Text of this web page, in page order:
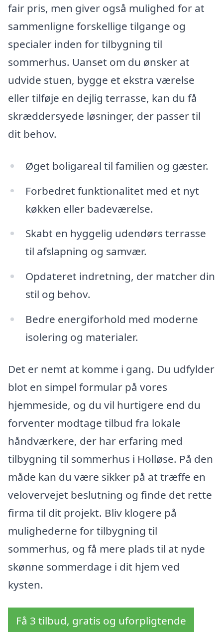
fair pris, men giver også mulighed for at
sammenligne forskellige tilgange og
specialer inden for tilbygning til
sommerhus. Uanset om du ønsker at
udvide stuen, bygge et ekstra værelse
eller tilføje en dejlig terrasse, kan du få
skræddersyede løsninger, der passer til
dit behov.
Øget boligareal til familien og gæster.
Forbedret funktionalitet med et nyt
køkken eller badeværelse.
Skabt en hyggelig udendørs terrasse
til afslapning og samvær.
Opdateret indretning, der matcher din
stil og behov.
Bedre energiforhold med moderne
isolering og materialer.
Det er nemt at komme i gang. Du udfylder
blot en simpel formular på vores
hjemmeside, og du vil hurtigere end du
forventer modtage tilbud fra lokale
håndværkere, der har erfaring med
tilbygning til sommerhus i Holløse. På den
måde kan du være sikker på at træffe en
velovervejet beslutning og finde det rette
firma til dit projekt. Bliv klogere på
mulighederne for tilbygning til
sommerhus, og få mere plads til at nyde
skønne sommerdage i dit hjem ved
kysten.
Få 3 tilbud, gratis og uforpligtende